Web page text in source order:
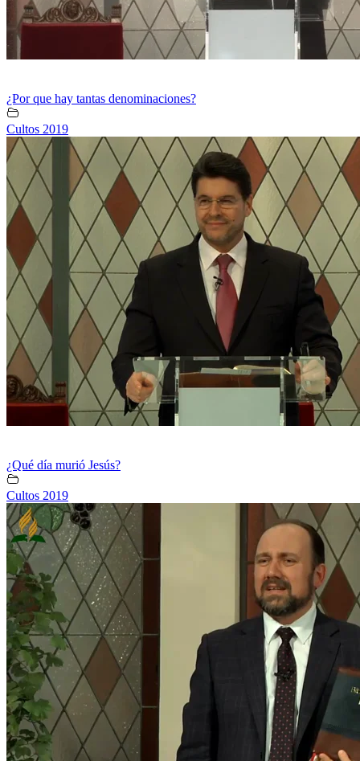
¿Por que hay tantas denominaciones?
Cultos 2019
¿Qué día murió Jesús?
Cultos 2019